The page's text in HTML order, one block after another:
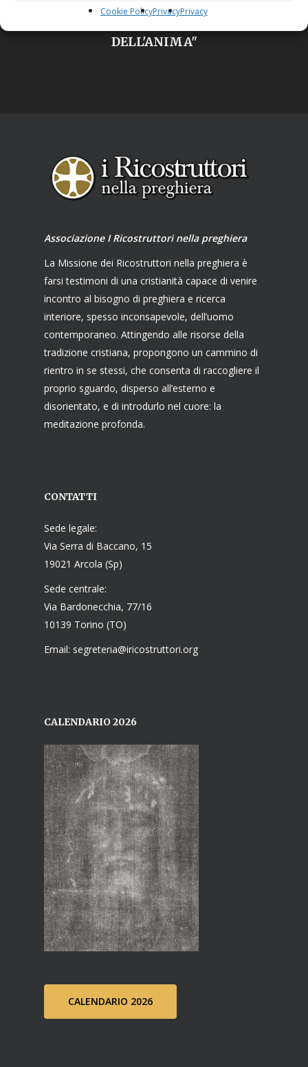
Cookie PolicyPrivacyPrivacy
Next Post
DELL'ANIMA"
Associazione I Ricostruttori nella preghiera
La Missione dei Ricostruttori nella preghiera è
farsi testimoni di una cristianità capace di venire
incontro al bisogno di preghiera e ricerca
interiore, spesso inconsapevole, dell’uomo
contemporaneo. Attingendo alle risorse della
tradizione cristiana, propongono un cammino di
rientro in se stessi, che consenta di raccogliere il
proprio sguardo, disperso all’esterno e
disorientato, e di introdurlo nel cuore: la
meditazione profonda.
CONTATTI
Sede legale:
Via Serra di Baccano, 15
19021 Arcola (Sp)
Sede centrale:
Via Bardonecchia, 77/16
10139 Torino (TO)
Email: segreteria@iricostruttori.org
CALENDARIO 2026
CALENDARIO 2026